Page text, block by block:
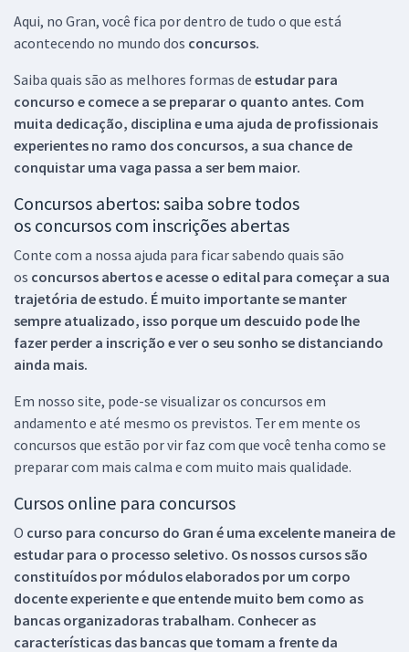
Aqui, no Gran, você fica por dentro de tudo o que está
acontecendo no mundo dos concursos.
Saiba quais são as melhores formas de estudar para
concurso e comece a se preparar o quanto antes. Com
muita dedicação, disciplina e uma ajuda de profissionais
experientes no ramo dos concursos, a sua chance de
conquistar uma vaga passa a ser bem maior.
Concursos abertos: saiba sobre todos
os concursos com inscrições abertas
Conte com a nossa ajuda para ficar sabendo quais são
os concursos abertos e acesse o edital para começar a sua
trajetória de estudo. É muito importante se manter
sempre atualizado, isso porque um descuido pode lhe
fazer perder a inscrição e ver o seu sonho se distanciando
ainda mais.
Em nosso site, pode-se visualizar os concursos em
andamento e até mesmo os previstos. Ter em mente os
concursos que estão por vir faz com que você tenha como se
preparar com mais calma e com muito mais qualidade.
Cursos online para concursos
O curso para concurso do Gran é uma excelente maneira de
estudar para o processo seletivo. Os nossos cursos são
constituídos por módulos elaborados por um corpo
docente experiente e que entende muito bem como as
bancas organizadoras trabalham. Conhecer as
características das bancas que tomam a frente da